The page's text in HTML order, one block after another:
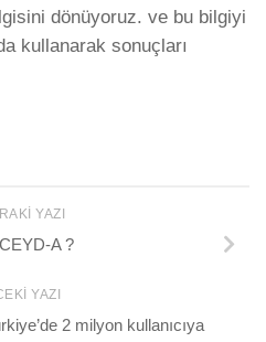
dönüyoruz. ve bu bilgiyi
kullanarak sonuçları
YAZI
A ?
YAZI
2 milyon kullanıcıya